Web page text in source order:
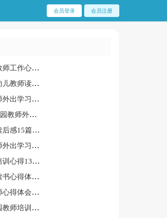
会员登录 会员注册
有关幼儿教师工作心得范文
【实用】幼儿教师读书心得体会15篇
幼儿园教师外出学习心得体会常用【15篇】
(精品)幼儿园教师外出学习心得体会15篇
幼儿教师读后感15篇(实用)
幼儿园教师外出学习心得体会(精华)
幼儿教师培训心得13篇(推荐)
幼儿教师读书心得体会15篇[精]
幼儿园教师心得体会怎么写
有关幼儿园教师培训心得体会[经典]